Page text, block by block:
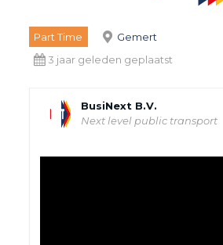
Part Time
Gemert
3 jaar geleden geplaatst
BusiNext B.V.
Next level public transport